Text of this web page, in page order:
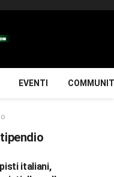
EVENTI
italiani,